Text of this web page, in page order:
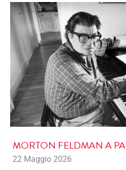
MORTON FELDMAN A
22 Maggio 2026